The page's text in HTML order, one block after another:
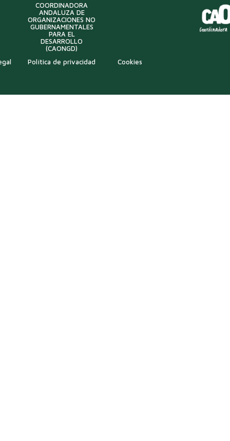
COORDINADORA
ANDALUZA DE
ORGANIZACIONES NO
GUBERNAMENTALES
PARA EL
DESARROLLO
(CAONGD)
Política de privacidad Cookies